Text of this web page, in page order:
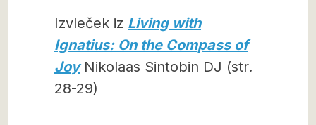
Izvleček iz Living with
Ignatius: On the Compass of
JoyNikolaas Sintobin DJ (str.
28-29)